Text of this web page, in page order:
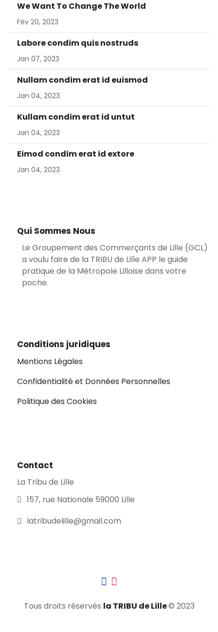
We Want To Change The World
Fév 20, 2023
Labore condim quis nostruds
Jan 07, 2023
Nullam condim erat id euismod
Jan 04, 2023
Kullam condim erat id untut
Jan 04, 2023
Eimod condim erat id extore
Jan 04, 2023
Qui Sommes Nous
Le Groupement des Commerçants de Lille (GCL)
a voulu faire de la TRIBU de Lille APP le guide
pratique de la Métropole Lilloise dans votre
poche.
Conditions juridiques
Mentions Légales
Confidentialité et Données Personnelles
Politique des Cookies
Contact
La Tribu de Lille
157, rue Nationale 59000 Lille
latribudelille@gmail.com
Tous droits réservés la TRIBU de Lille© 2023